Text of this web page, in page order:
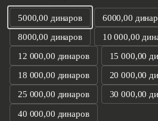
5000,00 динаров
6000,00
8000,00 динаров
10 000,00
12 000,00 динаров
15 000,00
18 000,00 динаров
20 000,00
25 000,00 динаров
30 000,00
40 000,00 динаров